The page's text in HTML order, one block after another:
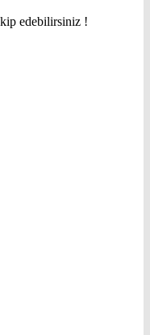
edebilirsiniz !